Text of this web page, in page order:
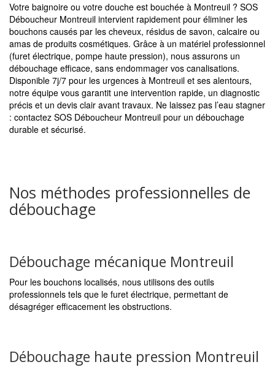
Votre baignoire ou votre douche est bouchée à Montreuil ? SOS
Déboucheur Montreuil intervient rapidement pour éliminer les
bouchons causés par les cheveux, résidus de savon, calcaire ou
amas de produits cosmétiques. Grâce à un matériel professionnel
(furet électrique, pompe haute pression), nous assurons un
débouchage efficace, sans endommager vos canalisations.
Disponible 7j/7 pour les urgences à Montreuil et ses alentours,
notre équipe vous garantit une intervention rapide, un diagnostic
précis et un devis clair avant travaux. Ne laissez pas l’eau stagner
: contactez SOS Déboucheur Montreuil pour un débouchage
durable et sécurisé.
Nos méthodes professionnelles de
débouchage
Débouchage mécanique Montreuil
Pour les bouchons localisés, nous utilisons des outils
professionnels tels que le furet électrique, permettant de
désagréger efficacement les obstructions.
Débouchage haute pression Montreuil